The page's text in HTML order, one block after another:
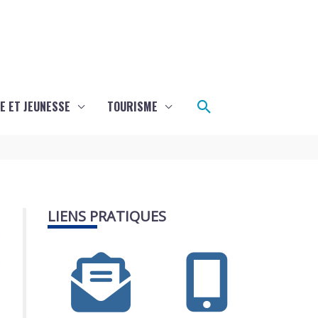
ET JEUNESSE TOURISME Rechercher
LIENS PRATIQUES